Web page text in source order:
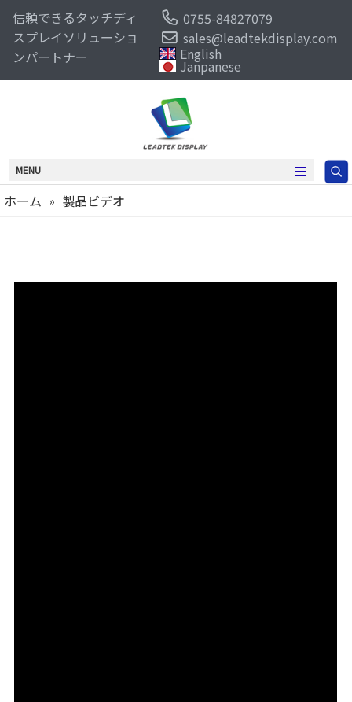
信頼できるタッチディ
スプレイソリューショ
ンパートナー
0755-84827079
sales@leadtekdisplay.com
English
Janpanese
MENU
ホーム » 製品ビデオ